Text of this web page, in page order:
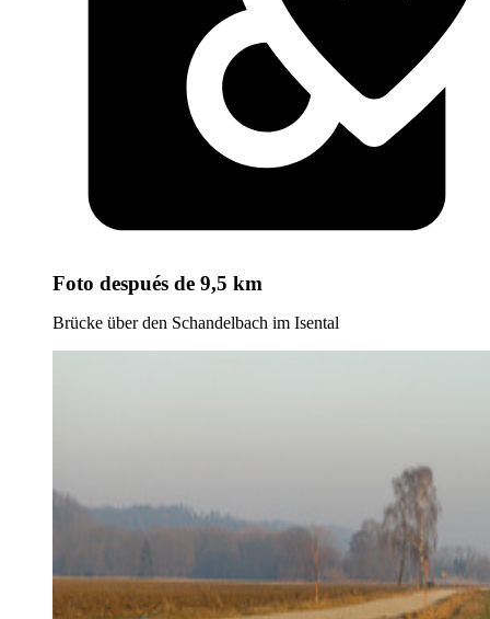
Foto después de 9,5 km
Brücke über den Schandelbach im Isental